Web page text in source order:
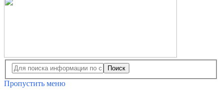
Поиск
Пропустить меню